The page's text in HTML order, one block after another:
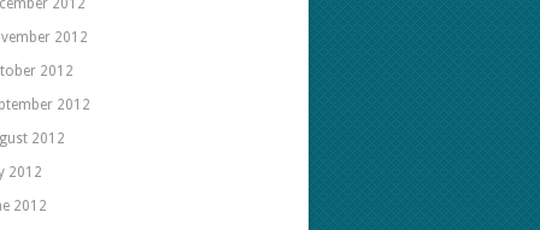
2012
2012
2012
2012
2012
2012
2012